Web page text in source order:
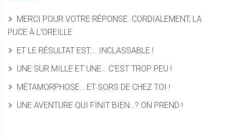
MERCI POUR VOTRE RÉPONSE. CORDIALEMENT, LA
PUCE À L’OREILLE
ET LE RÉSULTAT EST…. INCLASSABLE !
UNE SUR MILLE ET UNE… C’EST TROP PEU !
MÉTAMORPHOSE… ET SORS DE CHEZ TOI !
UNE AVENTURE QUI FINIT BIEN…? ON PREND !